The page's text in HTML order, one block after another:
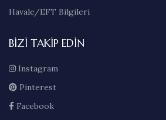
Havale/EFT Bilgileri
BIZI TAKIP EDIN
Instagram
Pinterest
Facebook